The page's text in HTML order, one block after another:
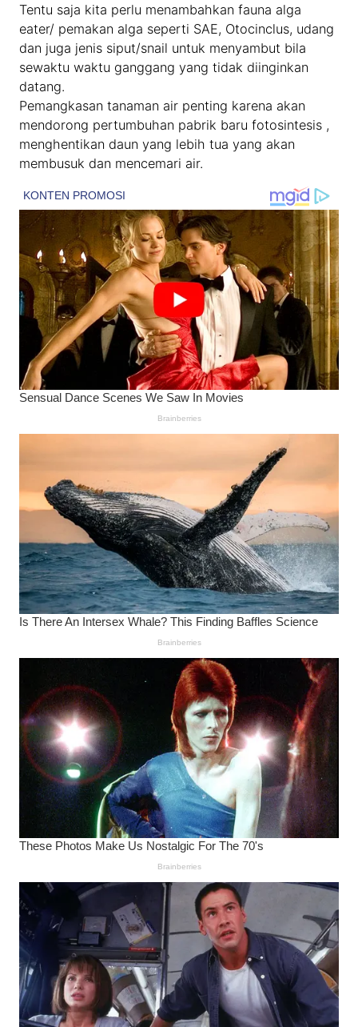
Tentu saja kita perlu menambahkan fauna alga
eater/ pemakan alga seperti SAE, Otocinclus, udang
dan juga jenis siput/snail untuk menyambut bila
sewaktu waktu ganggang yang tidak diinginkan
datang.
Pemangkasan tanaman air penting karena akan
mendorong pertumbuhan pabrik baru fotosintesis ,
menghentikan daun yang lebih tua yang akan
membusuk dan mencemari air.